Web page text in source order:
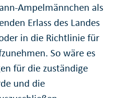
Ampelmännchen als
Erlass des Landes
in die Richtlinie für
So wäre es
für die zuständige
und die